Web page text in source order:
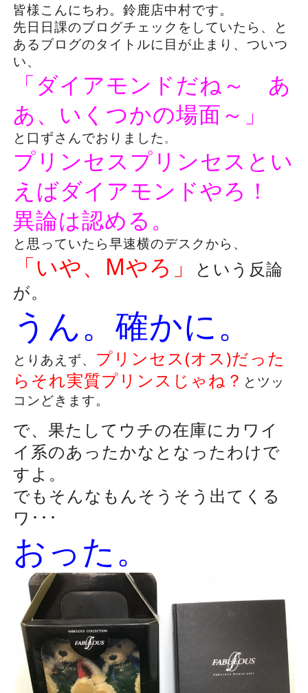
皆様こんにちわ。鈴鹿店中村です。
先日日課のブログチェックをしていたら、と
あるブログのタイトルに目が止まり、ついつ
い、
「ダイアモンドだね～ あ
あ、いくつかの場面～」
と口ずさんでおりました 。
プリンセスプリンセスとい
えばダイアモンドやろ！
異論は認める。
と思っていたら早速横のデスクから、
「いや、Mやろ」
という反論
が。
うん。確かに。
とりあえず、 プリンセス(オス)だった
らそれ実質プリンスじゃね？ とツッ
コンどきます。
で、果たしてウチの在庫にカワイ
イ系のあったかなとなったわけで
すよ。
でもそんなもんそうそう出てくる
ワ･･･
おった。